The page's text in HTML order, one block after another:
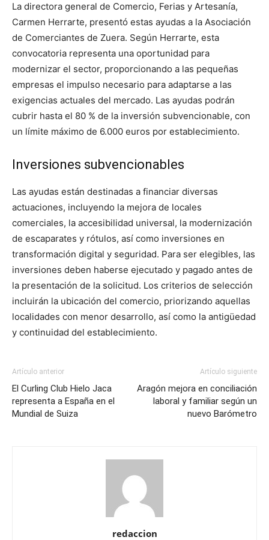
La directora general de Comercio, Ferias y Artesanía,
Carmen Herrarte, presentó estas ayudas a la Asociación
de Comerciantes de Zuera. Según Herrarte, esta
convocatoria representa una oportunidad para
modernizar el sector, proporcionando a las pequeñas
empresas el impulso necesario para adaptarse a las
exigencias actuales del mercado. Las ayudas podrán
cubrir hasta el 80 % de la inversión subvencionable, con
un límite máximo de 6.000 euros por establecimiento.
Inversiones subvencionables
Las ayudas están destinadas a financiar diversas
actuaciones, incluyendo la mejora de locales
comerciales, la accesibilidad universal, la modernización
de escaparates y rótulos, así como inversiones en
transformación digital y seguridad. Para ser elegibles, las
inversiones deben haberse ejecutado y pagado antes de
la presentación de la solicitud. Los criterios de selección
incluirán la ubicación del comercio, priorizando aquellas
localidades con menor desarrollo, así como la antigüedad
y continuidad del establecimiento.
Artículo anterior
El Curling Club Hielo Jaca
representa a España en el
Mundial de Suiza
Artículo siguiente
Aragón mejora en conciliación
laboral y familiar según un
nuevo Barómetro
redaccion